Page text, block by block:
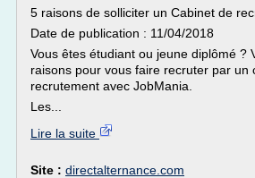
5 raisons de solliciter un Cabinet de
Date de publication : 11/04/2018
Vous êtes étudiant ou jeune diplômé ?
raisons pour vous faire recruter par un
recrutement avec JobMania.
Les...
Lire la suite
Site : directalternance.com